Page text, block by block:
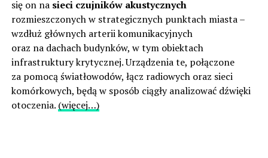
się on na sieci czujników akustycznych
rozmieszczonych w strategicznych punktach miasta –
wzdłuż głównych arterii komunikacyjnych
oraz na dachach budynków, w tym obiektach
infrastruktury krytycznej. Urządzenia te, połączone
za pomocą światłowodów, łącz radiowych oraz sieci
komórkowych, będą w sposób ciągły analizować dźwięki
otoczenia. (więcej…)